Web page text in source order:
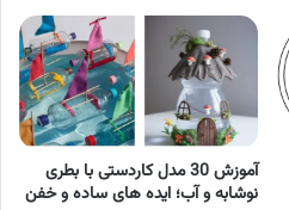
آموزش 30 مدل کاردستی با بطری
نوشابه و آب؛ ایده های ساده و خفن